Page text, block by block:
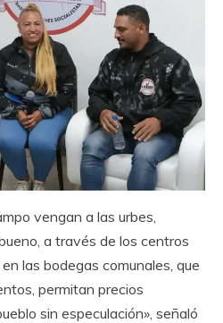
vengan a las urbes,
a través de los centros
las bodegas comunales, que
permitan precios
sin especulación», señaló